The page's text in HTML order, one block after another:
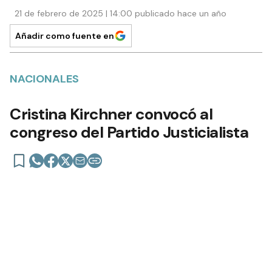
21 de febrero de 2025 | 14:00 publicado hace un año
Añadir como fuente en
NACIONALES
Cristina Kirchner convocó al
congreso del Partido Justicialista